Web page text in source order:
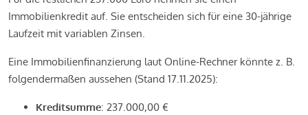
Immobilienkredit auf. Sie entscheiden sich für eine 30-jährige
Laufzeit mit variablen Zinsen.
Eine Immobilienfinanzierung laut Online-Rechner könnte z. B.
folgendermaßen aussehen (Stand 17.11.2025):
Kreditsumme: 237.000,00 €